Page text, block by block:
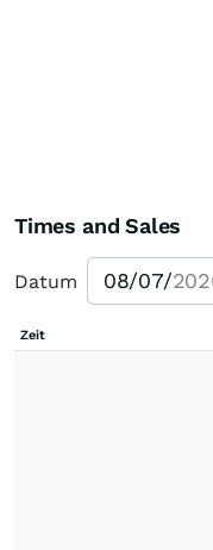
Times and Sales
Datum
Zeit